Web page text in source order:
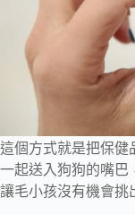
這個方式就是把保健
一起送入狗狗的嘴巴
讓毛小孩沒有機會挑